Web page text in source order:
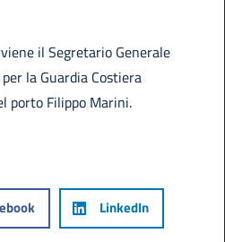
il Segretario Generale
la Guardia Costiera
porto Filippo Marini.
LinkedIn